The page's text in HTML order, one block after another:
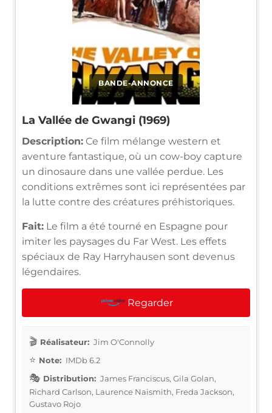
BANDE-ANNONCE
La Vallée de Gwangi (1969)
Description: Ce film mélange western et
aventure fantastique, où un cow-boy capture
un dinosaure dans une vallée perdue. Les
conditions extrêmes sont ici représentées par
la lutte contre des créatures préhistoriques.
Fait: Le film a été tourné en Espagne pour
imiter les paysages du Far West. Les effets
spéciaux de Ray Harryhausen sont devenus
légendaires.
Regarder
Réalisateur: Jim O'Connolly
Note: IMDb 6.2
Distribution: James Franciscus, Gila Golan,
Richard Carlson, Laurence Naismith, Freda Jackson,
Gustavo Rojo